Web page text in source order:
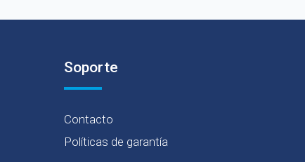
Soporte
Contacto
Políticas de garantía